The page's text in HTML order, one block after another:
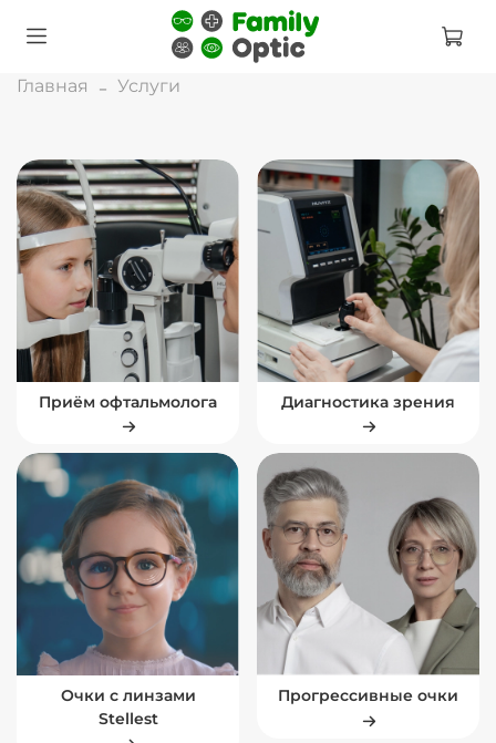
Главная Услуги
Приём офтальмолога Диагностика зрения
Очки с линзами
Stellest
Прогрессивные очки